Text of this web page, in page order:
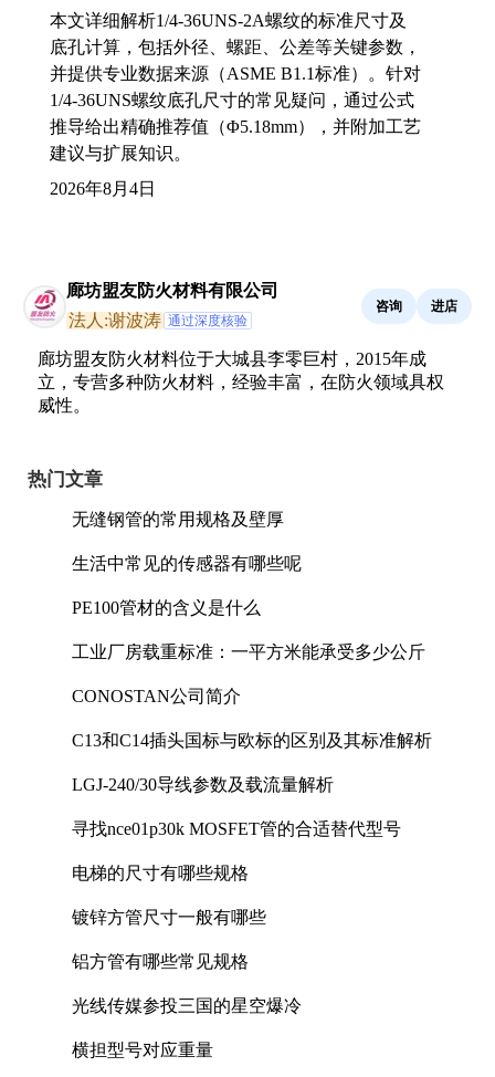
本文详细解析1/4-36UNS-2A螺纹的标准尺寸及
底孔计算，包括外径、螺距、公差等关键参数，
并提供专业数据来源（ASME B1.1标准）。针对
1/4-36UNS螺纹底孔尺寸的常见疑问，通过公式
推导给出精确推荐值（Φ5.18mm），并附加工艺
建议与扩展知识。
2026年8月4日
廊坊盟友防火材料有限公司
法人:谢波涛 通过深度核验
咨询 进店
廊坊盟友防火材料位于大城县李零巨村，2015年成
立，专营多种防火材料，经验丰富，在防火领域具权
威性。
热门文章
无缝钢管的常用规格及壁厚
生活中常见的传感器有哪些呢
PE100管材的含义是什么
工业厂房载重标准：一平方米能承受多少公斤
CONOSTAN公司简介
C13和C14插头国标与欧标的区别及其标准解析
LGJ-240/30导线参数及载流量解析
寻找nce01p30k MOSFET管的合适替代型号
电梯的尺寸有哪些规格
镀锌方管尺寸一般有哪些
铝方管有哪些常见规格
光线传媒参投三国的星空爆冷
横担型号对应重量